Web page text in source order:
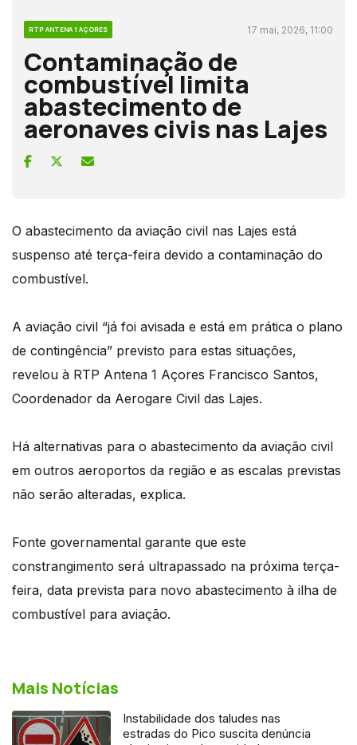
RTP ANTENA 1 AÇORES 17 mai, 2026, 11:00
Contaminação de
combustível limita
abastecimento de
aeronaves civis nas Lajes
O abastecimento da aviação civil nas Lajes está
suspenso até terça-feira devido a contaminação do
combustível.
A aviação civil “já foi avisada e está em prática o plano
de contingência” previsto para estas situações,
revelou à RTP Antena 1 Açores Francisco Santos,
Coordenador da Aerogare Civil das Lajes.
Há alternativas para o abastecimento da aviação civil
em outros aeroportos da região e as escalas previstas
não serão alteradas, explica.
Fonte governamental garante que este
constrangimento será ultrapassado na próxima terça-
feira, data prevista para novo abastecimento à ilha de
combustível para aviação.
Mais Notícias
Instabilidade dos taludes nas
estradas do Pico suscita denúncia